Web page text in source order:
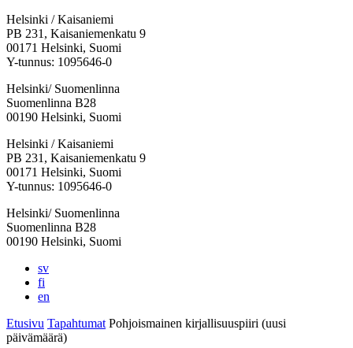
Helsinki / Kaisaniemi
PB 231, Kaisaniemenkatu 9
00171 Helsinki, Suomi
Y-tunnus: 1095646-0
Helsinki/ Suomenlinna
Suomenlinna B28
00190 Helsinki, Suomi
Facebook:
Avataan
uuteen
välilehteen
Instagram:
Avataan
uuteen
välilehteen
TikTok:
Avataan
uuteen
välilehteen
Youtube:
Avataan
uuteen
välilehteen
Vimeo:
Avataan
uuteen
välilehteen
Helsinki / Kaisaniemi
PB 231, Kaisaniemenkatu 9
00171 Helsinki, Suomi
Y-tunnus: 1095646-0
Helsinki/ Suomenlinna
Suomenlinna B28
00190 Helsinki, Suomi
sv
fi
en
Etusivu Tapahtumat Pohjoismainen kirjallisuuspiiri (uusi
päivämäärä)